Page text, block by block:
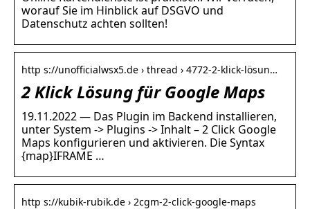
worauf Sie im Hinblick auf DSGVO und
Datenschutz achten sollten!
http s://unofficialwsx5.de › thread › 4772-2-klick-lösun…
2 Klick Lösung für Google Maps
19.11.2022 — Das Plugin im Backend installieren,
unter System -> Plugins -> Inhalt – 2 Click Google
Maps konfigurieren und aktivieren. Die Syntax
{map}IFRAME …
http s://kubik-rubik.de › 2cgm-2-click-google-maps